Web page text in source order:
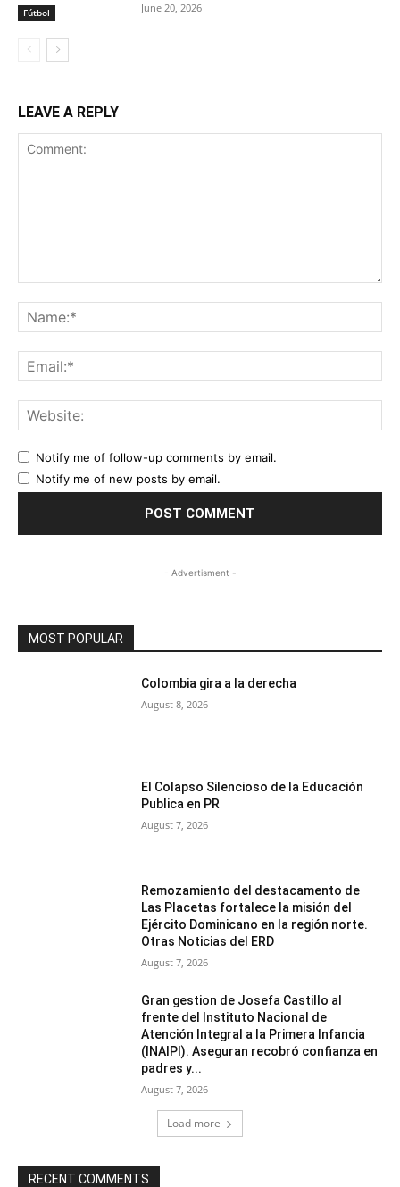
Fútbol June 20, 2026
LEAVE A REPLY
Notify me of follow-up comments by email.
Notify me of new posts by email.
- Advertisment -
MOST POPULAR
Colombia gira a la derecha
August 8, 2026
El Colapso Silencioso de la Educación
Publica en PR
August 7, 2026
Remozamiento del destacamento de
Las Placetas fortalece la misión del
Ejército Dominicano en la región norte.
Otras Noticias del ERD
August 7, 2026
Gran gestion de Josefa Castillo al
frente del Instituto Nacional de
Atención Integral a la Primera Infancia
(INAIPI). Aseguran recobró confianza en
padres y...
August 7, 2026
Load more
RECENT COMMENTS